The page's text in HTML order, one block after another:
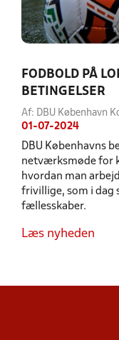
FODBOLD PÅ
BETINGELSER
Af: DBU København
01-07-2024
DBU Københavns
netværksmøde for
hvordan man
frivillige, som i dag
fællesskaber.
Læs nyheden